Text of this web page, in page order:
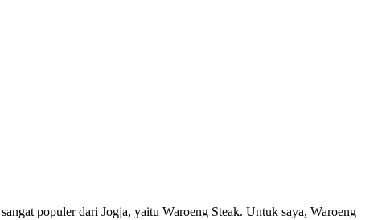
populer dari Jogja, yaitu Waroeng Steak. Untuk saya, Waroeng